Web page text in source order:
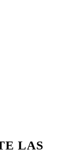
LAS